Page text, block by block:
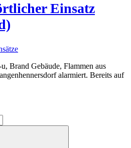
Einsatz
Brand Gebäude, Flammen aus
alarmiert. Bereits auf